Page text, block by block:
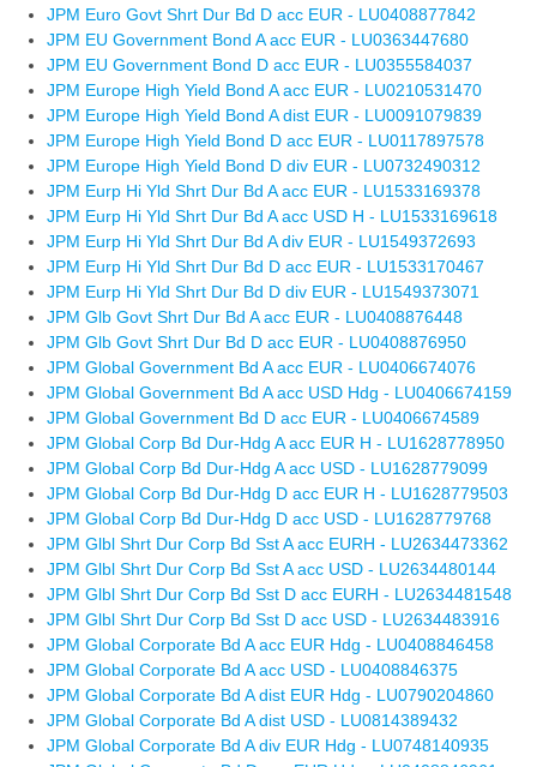
JPM Euro Govt Shrt Dur Bd D acc EUR - LU0408877842
JPM EU Government Bond A acc EUR - LU0363447680
JPM EU Government Bond D acc EUR - LU0355584037
JPM Europe High Yield Bond A acc EUR - LU0210531470
JPM Europe High Yield Bond A dist EUR - LU0091079839
JPM Europe High Yield Bond D acc EUR - LU0117897578
JPM Europe High Yield Bond D div EUR - LU0732490312
JPM Eurp Hi Yld Shrt Dur Bd A acc EUR - LU1533169378
JPM Eurp Hi Yld Shrt Dur Bd A acc USD H - LU1533169618
JPM Eurp Hi Yld Shrt Dur Bd A div EUR - LU1549372693
JPM Eurp Hi Yld Shrt Dur Bd D acc EUR - LU1533170467
JPM Eurp Hi Yld Shrt Dur Bd D div EUR - LU1549373071
JPM Glb Govt Shrt Dur Bd A acc EUR - LU0408876448
JPM Glb Govt Shrt Dur Bd D acc EUR - LU0408876950
JPM Global Government Bd A acc EUR - LU0406674076
JPM Global Government Bd A acc USD Hdg - LU0406674159
JPM Global Government Bd D acc EUR - LU0406674589
JPM Global Corp Bd Dur-Hdg A acc EUR H - LU1628778950
JPM Global Corp Bd Dur-Hdg A acc USD - LU1628779099
JPM Global Corp Bd Dur-Hdg D acc EUR H - LU1628779503
JPM Global Corp Bd Dur-Hdg D acc USD - LU1628779768
JPM Glbl Shrt Dur Corp Bd Sst A acc EURH - LU2634473362
JPM Glbl Shrt Dur Corp Bd Sst A acc USD - LU2634480144
JPM Glbl Shrt Dur Corp Bd Sst D acc EURH - LU2634481548
JPM Glbl Shrt Dur Corp Bd Sst D acc USD - LU2634483916
JPM Global Corporate Bd A acc EUR Hdg - LU0408846458
JPM Global Corporate Bd A acc USD - LU0408846375
JPM Global Corporate Bd A dist EUR Hdg - LU0790204860
JPM Global Corporate Bd A dist USD - LU0814389432
JPM Global Corporate Bd A div EUR Hdg - LU0748140935